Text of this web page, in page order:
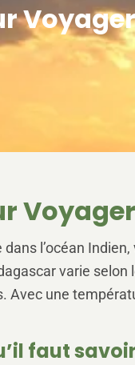
l’océan
varie
une
faut